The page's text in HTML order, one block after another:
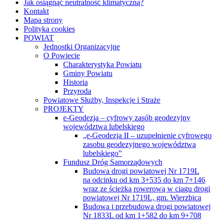
powiatowej Nr 1719L, gm. Wierzbica
0+000 do km 8+375 na odcinku
Królewskie
Przebudowa drogi powiatowej Nr 1719L
od km 7+908 do km 16+108 na odcinku
Busówno Kolonia—Wólka Tarnowska
Przebudowa drogi powiatowej Nr 1804L
na odcinku od km 0+000 do km 9+014,
gm. Wierzbica, gm. Sawin
Przebudowa drogi powiatowej Nr 1863L
od km 4+437 do km 8+852
w miejscowości Rakołupy Duże
oraz drogi powiatowej Nr 1864L od km
8+425 do km 6+610 na odcinku
Rakołupy- Plisków
Usprawnienie połączeń komunikacyjnych
poprzez przebudowę drogi powiatowej
na terenie powiatu chełmskiego –
Przebudowa drogi powiatowej nr 1826L
od km 1+978 do km 6+178 na odcinku